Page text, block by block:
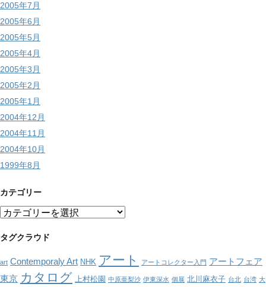
2005年7月
2005年6月
2005年5月
2005年4月
2005年3月
2005年2月
2005年1月
2004年12月
2004年11月
2004年10月
1999年8月
カテゴリー
カ
ゴ
ー
タグクラウド
art Contemporaly Art NHK アート アートコレクター入門 アートフェア
東京 カタログ 上村松園 中原亜梨沙 伊東深水 個展 北川麻衣子 台北 台湾 大